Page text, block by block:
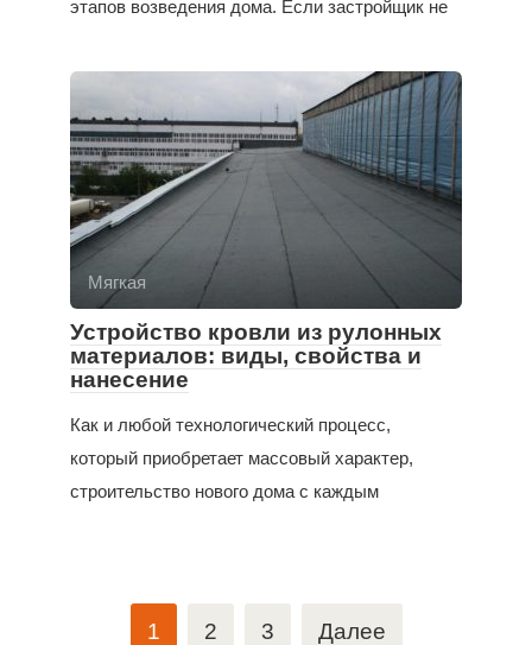
этапов возведения дома. Если застройщик не
Мягкая
Устройство кровли из рулонных
материалов: виды, свойства и
нанесение
Как и любой технологический процесс,
который приобретает массовый характер,
строительство нового дома с каждым
1 2 3 Далее